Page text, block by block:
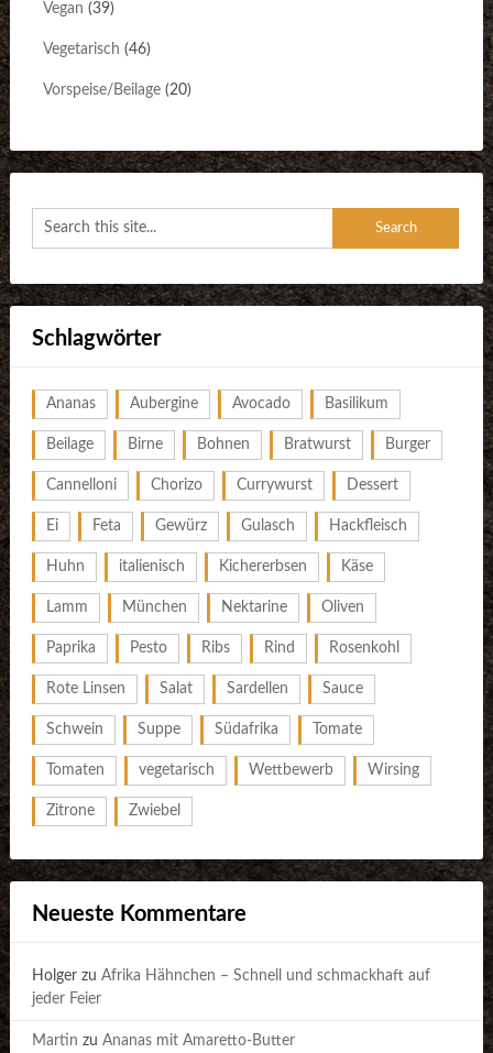
Vegan (39)
Vegetarisch (46)
Vorspeise/Beilage(20)
Schlagwörter
Ananas Aubergine Avocado Basilikum
Beilage Birne Bohnen Bratwurst Burger
Cannelloni Chorizo Currywurst Dessert
Ei Feta Gewürz Gulasch Hackfleisch
Huhn italienisch Kichererbsen Käse
Lamm München Nektarine Oliven
Paprika Pesto Ribs Rind Rosenkohl
Rote Linsen Salat Sardellen Sauce
Schwein Suppe Südafrika Tomate
Tomaten vegetarisch Wettbewerb Wirsing
Zitrone Zwiebel
Neueste Kommentare
Holgerzu Afrika Hähnchen – Schnell und schmackhaft auf
jeder Feier
Martin zu Ananas mit Amaretto-Butter